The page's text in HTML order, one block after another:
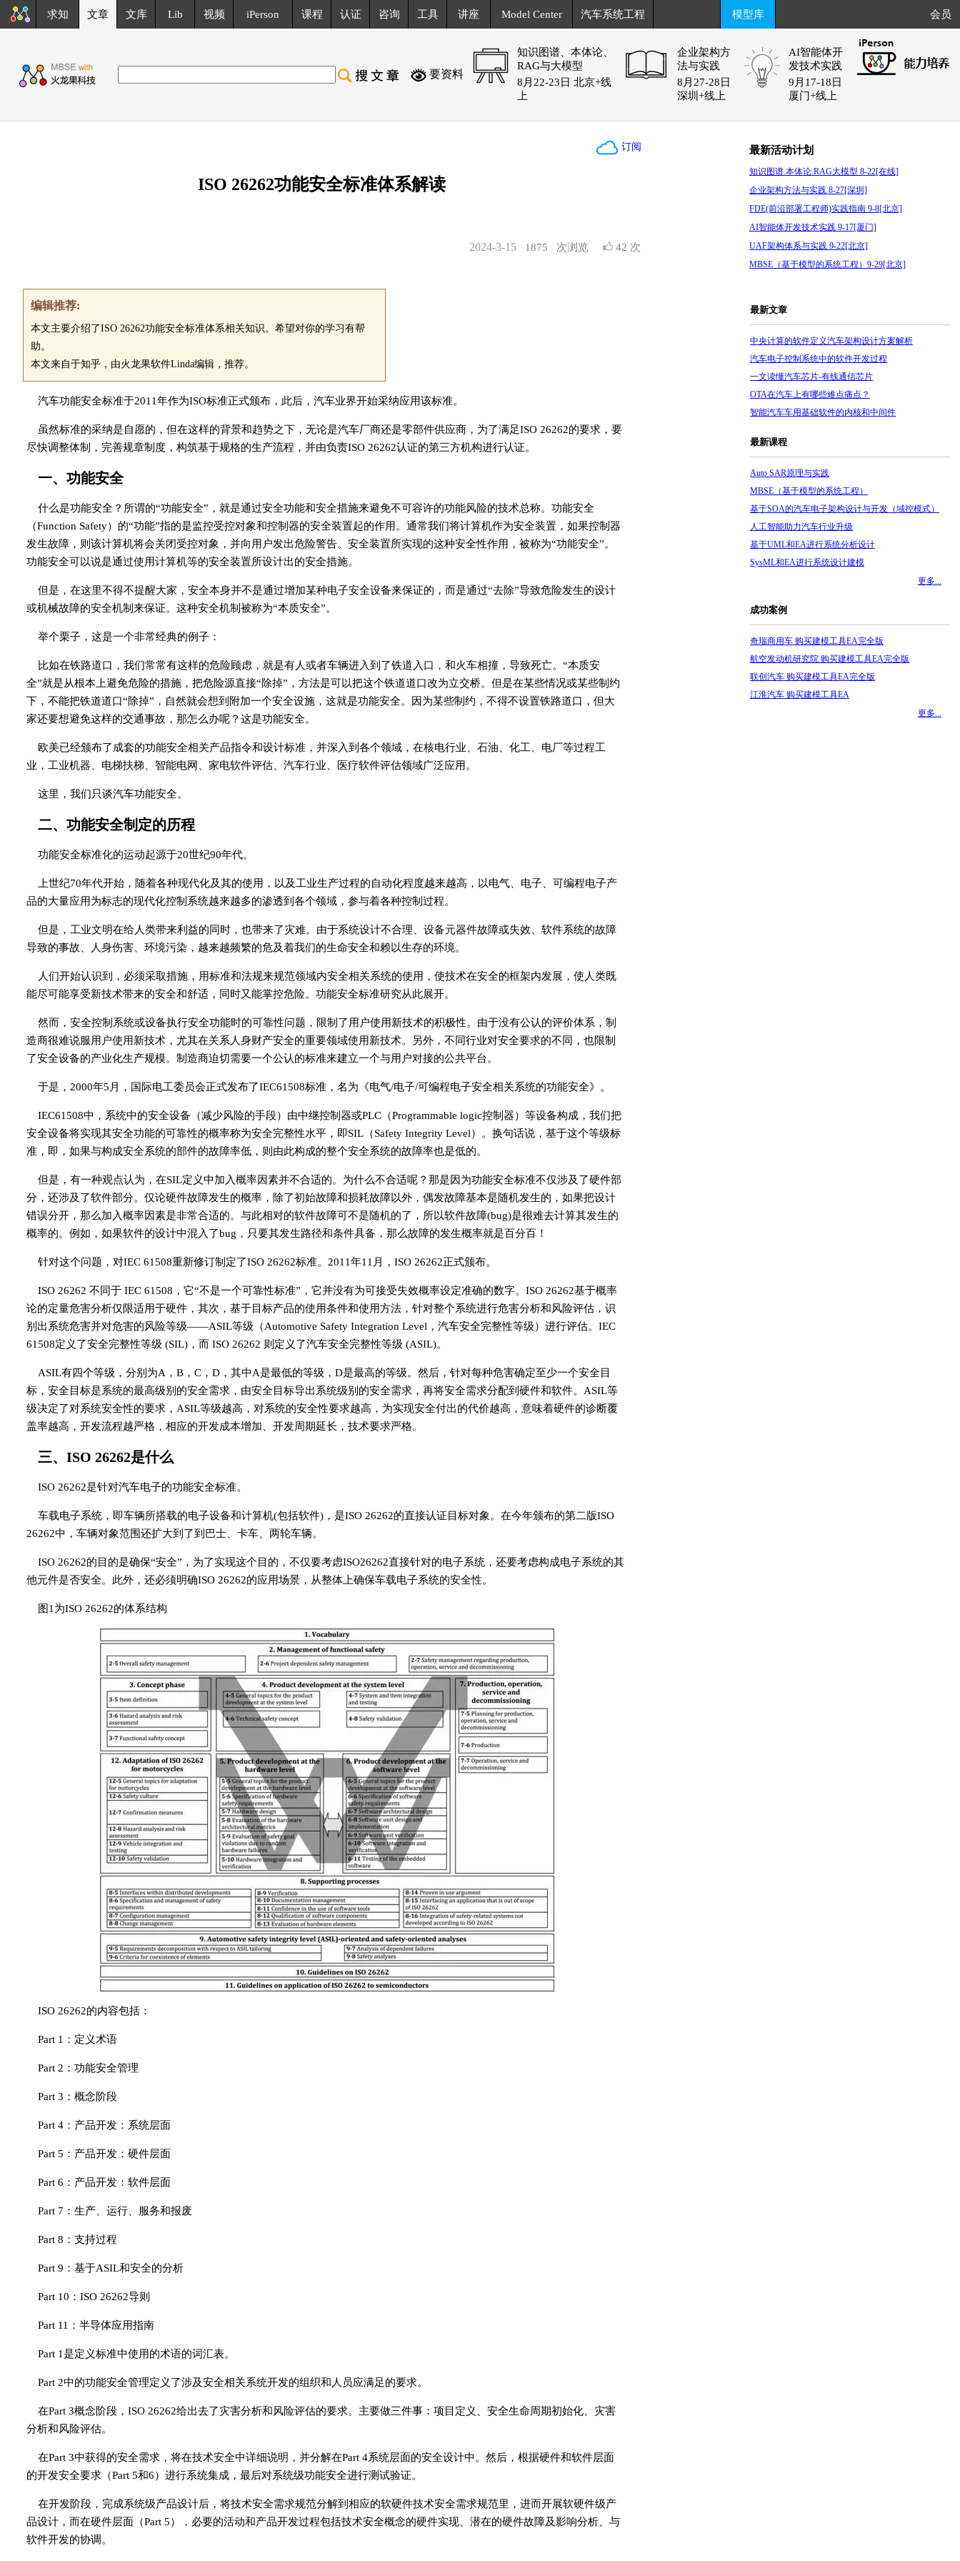
求知 文章 文库 Lib 视频 iPerson 课程 认证 咨询 工具 讲座 Model Center 汽车系统工程 模型库 会员
要资料
知识图谱、本体论、
RAG与大模型
8月22-23日 北京+线
上
企业架构方
法与实践
8月27-28日
深圳+线上
AI智能体开
发技术实践
9月17-18日
厦门+线上
订阅
ISO 26262功能安全标准体系解读
1875 次浏览 42 次
2024-3-15
编辑推荐:
本文主要介绍了ISO 26262功能安全标准体系相关知识。希望对你的学习有帮
助。
本文来自于知乎，由火龙果软件Linda编辑，推荐。
汽车功能安全标准于2011年作为ISO标准正式颁布，此后，汽车业界开始采纳应用该标准。
虽然标准的采纳是自愿的，但在这样的背景和趋势之下，无论是汽车厂商还是零部件供应商，为了满足ISO 26262的要求，要
尽快调整体制，完善规章制度，构筑基于规格的生产流程，并由负责ISO 26262认证的第三方机构进行认证。
一、功能安全
什么是功能安全？所谓的“功能安全”，就是通过安全功能和安全措施来避免不可容许的功能风险的技术总称。功能安全
（Function Safety）的“功能”指的是监控受控对象和控制器的安全装置起的作用。通常我们将计算机作为安全装置，如果控制器
发生故障，则该计算机将会关闭受控对象，并向用户发出危险警告。安全装置所实现的这种安全性作用，被称为“功能安全”。
功能安全可以说是通过使用计算机等的安全装置所设计出的安全措施。
但是，在这里不得不提醒大家，安全本身并不是通过增加某种电子安全设备来保证的，而是通过“去除”导致危险发生的设计
或机械故障的安全机制来保证。这种安全机制被称为“本质安全”。
举个栗子，这是一个非常经典的例子：
比如在铁路道口，我们常常有这样的危险顾虑，就是有人或者车辆进入到了铁道入口，和火车相撞，导致死亡。“本质安
全”就是从根本上避免危险的措施，把危险源直接“除掉”，方法是可以把这个铁道道口改为立交桥。但是在某些情况或某些制约
下，不能把铁道道口“除掉”，自然就会想到附加一个安全设施，这就是功能安全。因为某些制约，不得不设置铁路道口，但大
家还要想避免这样的交通事故，那怎么办呢？这是功能安全。
欧美已经颁布了成套的功能安全相关产品指令和设计标准，并深入到各个领域，在核电行业、石油、化工、电厂等过程工
业，工业机器、电梯扶梯、智能电网、家电软件评估、汽车行业、医疗软件评估领域广泛应用。
这里，我们只谈汽车功能安全。
二、功能安全制定的历程
功能安全标准化的运动起源于20世纪90年代。
上世纪70年代开始，随着各种现代化及其的使用，以及工业生产过程的自动化程度越来越高，以电气、电子、可编程电子产
品的大量应用为标志的现代化控制系统越来越多的渗透到各个领域，参与着各种控制过程。
但是，工业文明在给人类带来利益的同时，也带来了灾难。由于系统设计不合理、设备元器件故障或失效、软件系统的故障
导致的事故、人身伤害、环境污染，越来越频繁的危及着我们的生命安全和赖以生存的环境。
人们开始认识到，必须采取措施，用标准和法规来规范领域内安全相关系统的使用，使技术在安全的框架内发展，使人类既
能尽可能享受新技术带来的安全和舒适，同时又能掌控危险。功能安全标准研究从此展开。
然而，安全控制系统或设备执行安全功能时的可靠性问题，限制了用户使用新技术的积极性。由于没有公认的评价体系，制
造商很难说服用户使用新技术，尤其在关系人身财产安全的重要领域使用新技术。另外，不同行业对安全要求的不同，也限制
了安全设备的产业化生产规模。制造商迫切需要一个公认的标准来建立一个与用户对接的公共平台。
于是，2000年5月，国际电工委员会正式发布了IEC61508标准，名为《电气/电子/可编程电子安全相关系统的功能安全》。
IEC61508中，系统中的安全设备（减少风险的手段）由中继控制器或PLC（Programmable logic控制器）等设备构成，我们把
安全设备将实现其安全功能的可靠性的概率称为安全完整性水平，即SIL（Safety Integrity Level）。换句话说，基于这个等级标
准，即，如果与构成安全系统的部件的故障率低，则由此构成的整个安全系统的故障率也是低的。
但是，有一种观点认为，在SIL定义中加入概率因素并不合适的。为什么不合适呢？那是因为功能安全标准不仅涉及了硬件部
分，还涉及了软件部分。仅论硬件故障发生的概率，除了初始故障和损耗故障以外，偶发故障基本是随机发生的，如果把设计
错误分开，那么加入概率因素是非常合适的。与此相对的软件故障可不是随机的了，所以软件故障(bug)是很难去计算其发生的
概率的。例如，如果软件的设计中混入了bug，只要其发生路径和条件具备，那么故障的发生概率就是百分百！
针对这个问题，对IEC 61508重新修订制定了ISO 26262标准。2011年11月，ISO 26262正式颁布。
ISO 26262 不同于 IEC 61508，它“不是一个可靠性标准”，它并没有为可接受失效概率设定准确的数字。ISO 26262基于概率
论的定量危害分析仅限适用于硬件，其次，基于目标产品的使用条件和使用方法，针对整个系统进行危害分析和风险评估，识
别出系统危害并对危害的风险等级——ASIL等级（Automotive Safety Integration Level，汽车安全完整性等级）进行评估。IEC
61508定义了安全完整性等级 (SIL)，而 ISO 26262 则定义了汽车安全完整性等级 (ASIL)。
ASIL有四个等级，分别为A，B，C，D，其中A是最低的等级，D是最高的等级。然后，针对每种危害确定至少一个安全目
标，安全目标是系统的最高级别的安全需求，由安全目标导出系统级别的安全需求，再将安全需求分配到硬件和软件。ASIL等
级决定了对系统安全性的要求，ASIL等级越高，对系统的安全性要求越高，为实现安全付出的代价越高，意味着硬件的诊断覆
盖率越高，开发流程越严格，相应的开发成本增加、开发周期延长，技术要求严格。
三、ISO 26262是什么
ISO 26262是针对汽车电子的功能安全标准。
车载电子系统，即车辆所搭载的电子设备和计算机(包括软件)，是ISO 26262的直接认证目标对象。在今年颁布的第二版ISO
26262中，车辆对象范围还扩大到了到巴士、卡车、两轮车辆。
ISO 26262的目的是确保“安全”，为了实现这个目的，不仅要考虑ISO26262直接针对的电子系统，还要考虑构成电子系统的其
他元件是否安全。此外，还必须明确ISO 26262的应用场景，从整体上确保车载电子系统的安全性。
图1为ISO 26262的体系结构
ISO 26262的内容包括：
Part 1：定义术语
Part 2：功能安全管理
Part 3：概念阶段
Part 4：产品开发：系统层面
Part 5：产品开发：硬件层面
Part 6：产品开发：软件层面
Part 7：生产、运行、服务和报废
Part 8：支持过程
Part 9：基于ASIL和安全的分析
Part 10：ISO 26262导则
Part 11：半导体应用指南
Part 1是定义标准中使用的术语的词汇表。
Part 2中的功能安全管理定义了涉及安全相关系统开发的组织和人员应满足的要求。
在Part 3概念阶段，ISO 26262给出去了灾害分析和风险评估的要求。主要做三件事：项目定义、安全生命周期初始化、灾害
分析和风险评估。
在Part 3中获得的安全需求，将在技术安全中详细说明，并分解在Part 4系统层面的安全设计中。然后，根据硬件和软件层面
的开发安全要求（Part 5和6）进行系统集成，最后对系统级功能安全进行测试验证。
在开发阶段，完成系统级产品设计后，将技术安全需求规范分解到相应的软硬件技术安全需求规范里，进而开展软硬件级产
品设计，而在硬件层面（Part 5），必要的活动和产品开发过程包括技术安全概念的硬件实现、潜在的硬件故障及影响分析、与
软件开发的协调。
最新活动计划
知识图谱.本体论.RAG大模型 8-22[在线]
企业架构方法与实践 8-27[深圳]
FDE(前沿部署工程师)实践指南 9-8[北京]
AI智能体开发技术实践 9-17[厦门]
UAF架构体系与实践 9-22[北京]
MBSE（基于模型的系统工程）9-29[北京]
最新文章
中央计算的软件定义汽车架构设计方案解析
汽车电子控制系统中的软件开发过程
一文读懂汽车芯片-有线通信芯片
OTA在汽车上有哪些难点痛点？
智能汽车车用基础软件的内核和中间件
最新课程
Auto SAR原理与实践
MBSE（基于模型的系统工程）
基于SOA的汽车电子架构设计与开发（域控模式）
人工智能助力汽车行业升级
基于UML和EA进行系统分析设计
SysML和EA进行系统设计建模
更多...
成功案例
奇瑞商用车 购买建模工具EA完全版
航空发动机研究院 购买建模工具EA完全版
联创汽车 购买建模工具EA完全版
江淮汽车 购买建模工具EA
更多...